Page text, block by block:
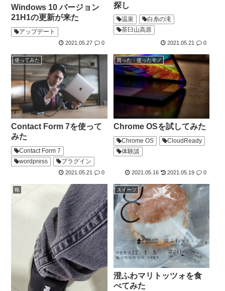
Windows 10 バージョン
21H1の更新が来た
アップデート
2021.05.27 0
探し
温泉
白糸の滝
茶臼山高原
2021.05.21 0
使ってみた
Contact Form 7を使って
みた
Contact Form 7
wordpress
プラグイン
2021.05.21 0
買った・使ったモノ
Chrome OSを試してみた
Chrome OS
CloudReady
体験談
2021.05.16 2021.05.19 0
靴 スイーツ
澄ふわマリトッツォを食
べてみた